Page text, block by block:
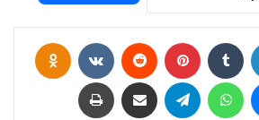
لينكدإن بينتيريست
ماسنجر واتساب تيلقرام مشاركة عبر البريد طباعة